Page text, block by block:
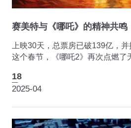
赛美特与《哪吒》的精神共鸣
上映30天，总票房已破139亿，并
这个春节，《哪吒2》再次点燃了
产动画电影，更成为了一种精神
量...
18
2025-04